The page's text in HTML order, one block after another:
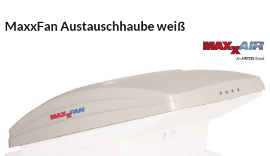
MaxxFan Austauschhaube weiß